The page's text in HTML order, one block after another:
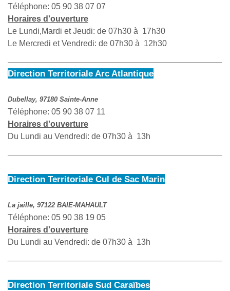
Téléphone: 05 90 38 07 07
Horaires d'ouverture
Le Lundi,Mardi et Jeudi: de 07h30 à 17h30
Le Mercredi et Vendredi: de 07h30 à 12h30
Direction Territoriale Arc Atlantique
Dubellay, 97180 Sainte-Anne
Téléphone: 05 90 38 07 11
Horaires d'ouverture
Du Lundi au Vendredi: de 07h30 à 13h
Direction Territoriale Cul de Sac Marin
La jaille, 97122 BAIE-MAHAULT
Téléphone: 05 90 38 19 05
Horaires d'ouverture
Du Lundi au Vendredi: de 07h30 à 13h
Direction Territoriale Sud Caraïbes